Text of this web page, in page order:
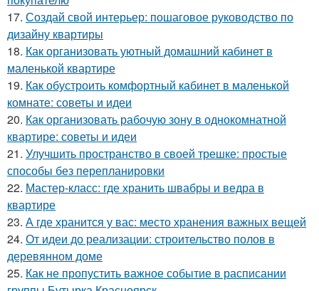
17. Создай свой интерьер: пошаговое руководство по
дизайну квартиры
18. Как организовать уютный домашний кабинет в
маленькой квартире
19. Как обустроить комфортный кабинет в маленькой
комнате: советы и идеи
20. Как организовать рабочую зону в однокомнатной
квартире: советы и идеи
21. Улучшить пространство в своей трешке: простые
способы без перепланировки
22. Мастер-класс: где хранить швабры и ведра в
квартире
23. А где хранится у вас: место хранения важных вещей
24. От идеи до реализации: строительство полов в
деревянном доме
25. Как не пропустить важное событие в расписании